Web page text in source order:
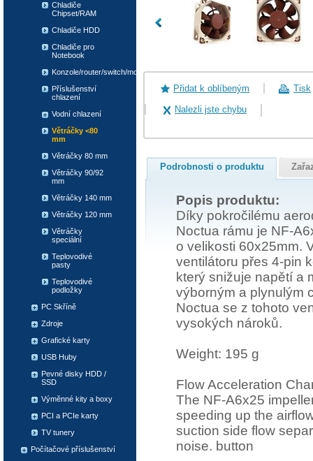
Přidat k oblíbeným
Tisk
Nalezli jste chybu
Podrobnosti o produktu
Popis produktu:
Díky pokročilému
Noctua rámu je NF-
o velikosti 60x25mm.
ventilátoru přes 4-pin
který snižuje napětí a
výborným a plynulým
Noctua se z tohoto
vysokých nároků.
Weight: 195 g
Flow Acceleration
The NF-A6x25
speeding up the
suction side flow
noise. button
Chladiče
Chipset/RAM
Chladiče HDD
Chladiče pro
Notebook
Konzole/router/switch/modem
Příslušenství
chlazení
Vodní chlazení
Větráčky <80
mm
Větráčky 80 mm
Větráčky 90/92
mm
Větráčky 140 mm
Větráčky 120 mm
Větráčky
speciální
Teplovodivé
pasty
Teplovodivé
podložky
PC Skříně
Zdroje
Grafické karty
USB Huby
Pevné disky HDD /
SSD
Výměnné kity a boxy
PCI a PCIe karty
TV tunery
Počítačové příslušenství